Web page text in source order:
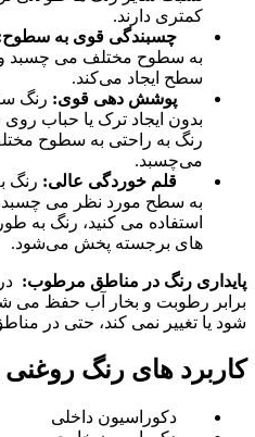
کمتری دارند.
چسبندگی قوی به
به سطوح مختلف می ‌چسبد
سطح ایجاد می‌کند.
پوشش‌ دهی قوی: رنگ
بدون ایجاد ترک یا حباب
رنگ‌ به راحتی به سطوح
می‌چسبد.
قلم خوردگی عالی: رنگ
به سطح مورد نظر می ‌چسبد.
استفاده می ‌کنید، رنگ به
های برجسته پخش می‌شود.
پایداری رنگ در مناطق مرطوب:
برابر رطوبت و بخار آب حفظ می‌
‌شود یا تغییر نمی‌ کند، حتی در
کاربرد های رنگ روغنی
دکوراسیون داخلی